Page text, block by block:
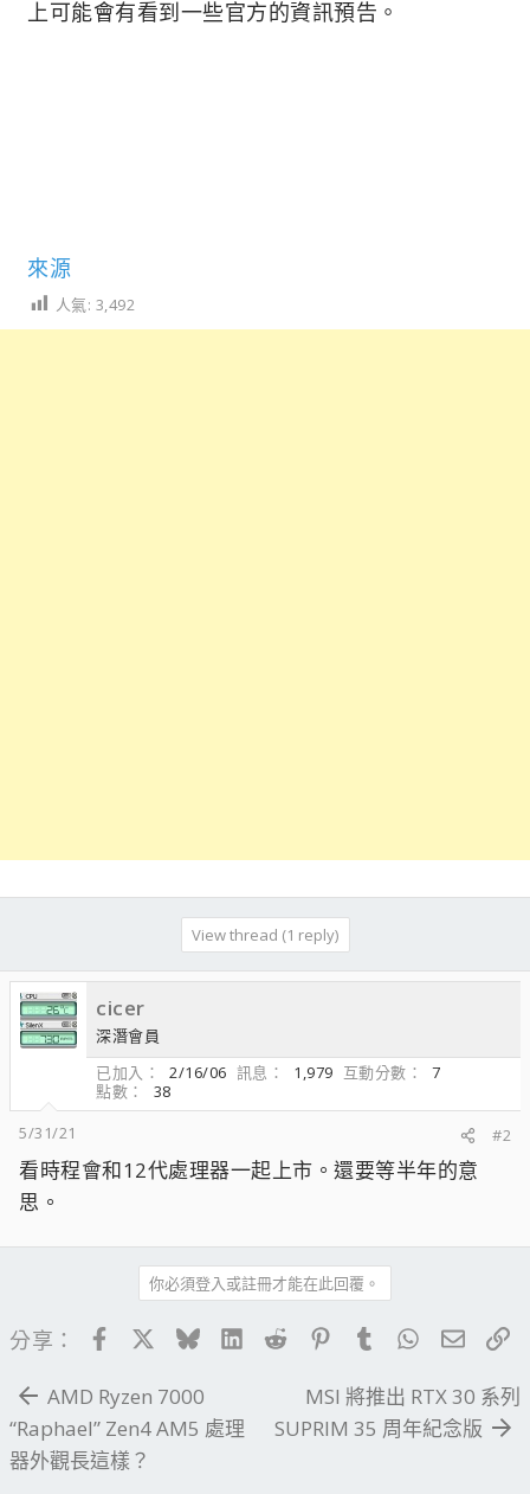
上可能會有看到一些官方的資訊預告。
來源
人氣: 3,492
View thread (1 reply)
cicer
深潛會員
已加入
2/16/06 訊息 1,979 互動分數
7
點數
38
5/31/21
#2
看時程會和12代處理器一起上市。還要等半年的意
思。
你必須登入或註冊才能在此回覆。
分享： FacebookBlueskyLinkedIn
Reddit PinterestTumblrWhatsApp
電子
AMD Ryzen 7000
“Raphael” Zen4 AM5 處理
器外觀長這樣？
MSI 將推出 RTX 30 系列
SUPRIM 35 周年紀念版